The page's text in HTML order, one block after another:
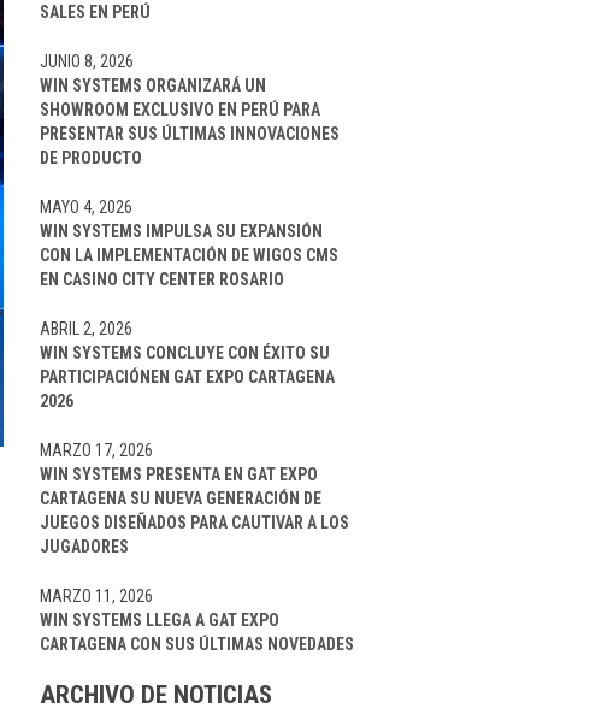
SALES EN PERÚ
WIN SYSTEMS ORGANIZARÁ UN
SHOWROOM EXCLUSIVO EN PERÚ PARA
PRESENTAR SUS ÚLTIMAS INNOVACIONES
DE PRODUCTO
JUNIO 8, 2026
WIN SYSTEMS IMPULSA SU EXPANSIÓN
CON LA IMPLEMENTACIÓN DE WIGOS CMS
EN CASINO CITY CENTER ROSARIO
MAYO 4, 2026
WIN SYSTEMS CONCLUYE CON ÉXITO SU
PARTICIPACIÓNEN GAT EXPO CARTAGENA
2026
ABRIL 2, 2026
WIN SYSTEMS PRESENTA EN GAT EXPO
CARTAGENA SU NUEVA GENERACIÓN DE
JUEGOS DISEÑADOS PARA CAUTIVAR A LOS
JUGADORES
MARZO 17, 2026
WIN SYSTEMS LLEGA A GAT EXPO
CARTAGENA CON SUS ÚLTIMAS NOVEDADES
MARZO 11, 2026
ARCHIVO DE NOTICIAS